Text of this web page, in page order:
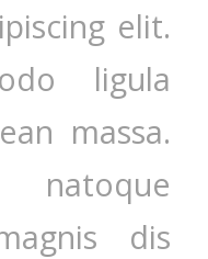
elit.
ligula
massa.
dis